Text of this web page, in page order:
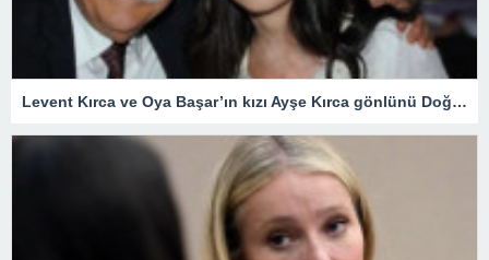
Levent Kırca ve Oya Başar’ın kızı Ayşe Kırca gönlünü Doğu Demirkol’a kaptırdı! Fotoğraf ele verdi